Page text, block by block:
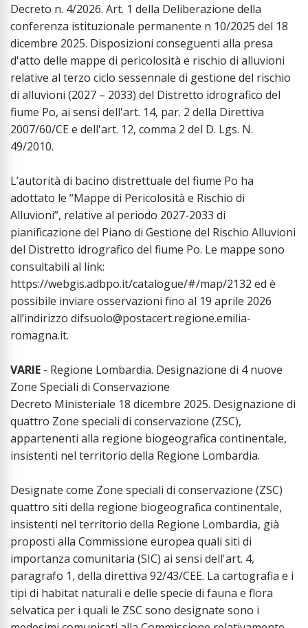
Decreto n. 4/2026. Art. 1 della Deliberazione della
conferenza istituzionale permanente n 10/2025 del 18
dicembre 2025. Disposizioni conseguenti alla presa
d'atto delle mappe di pericolosità e rischio di alluvioni
relative al terzo ciclo sessennale di gestione del rischio
di alluvioni (2027 – 2033) del Distretto idrografico del
fiume Po, ai sensi dell'art. 14, par. 2 della Direttiva
2007/60/CE e dell'art. 12, comma 2 del D. Lgs. N.
49/2010.
L’autorità di bacino distrettuale del fiume Po ha
adottato le “Mappe di Pericolosità e Rischio di
Alluvioni”, relative al periodo 2027-2033 di
pianificazione del Piano di Gestione del Rischio Alluvioni
del Distretto idrografico del fiume Po. Le mappe sono
consultabili al link:
https://webgis.adbpo.it/catalogue/#/map/2132 ed è
possibile inviare osservazioni fino al 19 aprile 2026
all’indirizzo difsuolo@postacert.regione.emilia-
romagna.it.
VARIE - Regione Lombardia. Designazione di 4 nuove
Zone Speciali di Conservazione
Decreto Ministeriale 18 dicembre 2025. Designazione di
quattro Zone speciali di conservazione (ZSC),
appartenenti alla regione biogeografica continentale,
insistenti nel territorio della Regione Lombardia.
Designate come Zone speciali di conservazione (ZSC)
quattro siti della regione biogeografica continentale,
insistenti nel territorio della Regione Lombardia, già
proposti alla Commissione europea quali siti di
importanza comunitaria (SIC) ai sensi dell'art. 4,
paragrafo 1, della direttiva 92/43/CEE. La cartografia e i
tipi di habitat naturali e delle specie di fauna e flora
selvatica per i quali le ZSC sono designate sono i